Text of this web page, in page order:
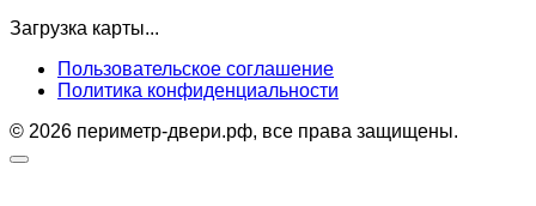
Загрузка карты...
Пользовательское соглашение
Политика конфиденциальности
© 2026 периметр-двери.рф, все права защищены.